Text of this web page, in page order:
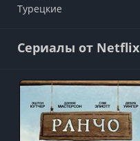
Турецкие
Сериалы от Netflix